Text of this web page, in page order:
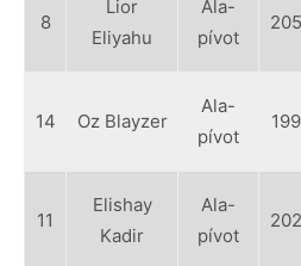
8
Lior
Eliyahu
Ala-
pívot
205
14 Oz Blayzer
Ala-
pívot
199
11
Elishay
Kadir
Ala-
pívot
202